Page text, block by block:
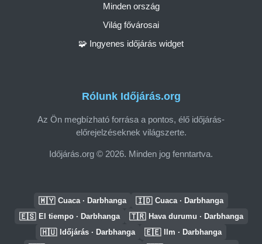
Rólunk Időjárás.org
Az Ön megbízható forrása a pontos, élő időjárás-
előrejelzéseknek világszerte.
Időjárás.org © 2026. Minden jog fenntartva.
Minden ország
Világ fővárosai
🧩 Ingyenes időjárás widget
🇲🇾 Cuaca · Darbhanga 🇮🇩 Cuaca · Darbhanga
🇪🇸 El tiempo · Darbhanga 🇹🇷 Hava durumu · Darbhanga
🇭🇺 Időjárás · Darbhanga 🇪🇪 Ilm · Darbhanga